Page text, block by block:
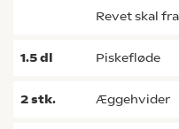
Revet skal
1.5dl piskefløde
2stk. æggehvider